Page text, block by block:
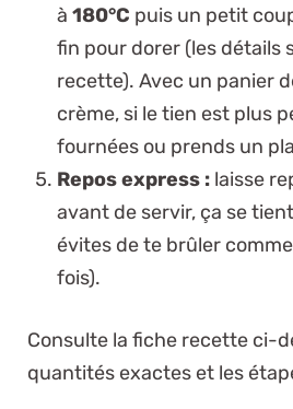
à 180°C puis un petit
fin pour dorer (les détails
recette). Avec un panier
crème, si le tien est plus
fournées ou prends un
Repos express : laisse
avant de servir, ça se
évites de te brûler
fois).
Consulte la fiche recette ci-
quantités exactes et les